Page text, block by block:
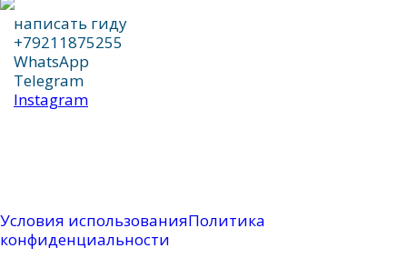
написать гиду
+79211875255
WhatsApp
Telegram
Instagram
Условия использованияПолитика
конфиденциальности